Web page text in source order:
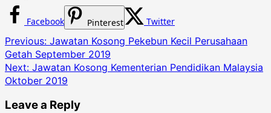
Facebook Pinterest Twitter
Post
navigation
Previous: Jawatan Kosong Pekebun Kecil Perusahaan
Getah September 2019
Next: Jawatan Kosong Kementerian Pendidikan Malaysia
Oktober 2019
Leave a Reply